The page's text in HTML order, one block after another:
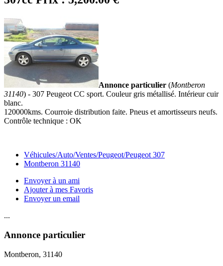
Annonce particulier (Montberon
31140) - 307 Peugeot CC sport. Couleur gris métallisé. Intérieur cuir
blanc.
120000kms. Courroie distribution faite. Pneus et amortisseurs neufs.
Contrôle technique : OK
Véhicules/Auto/Ventes/Peugeot/Peugeot 307
Montberon 31140
Envoyer à un ami
Ajouter à mes Favoris
Envoyer un email
...
Annonce particulier
Montberon, 31140